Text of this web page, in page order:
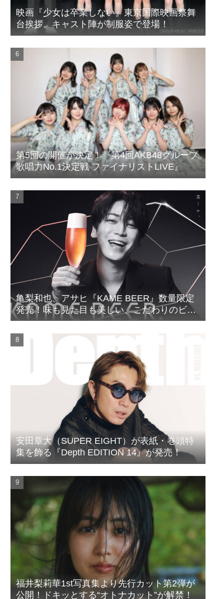
映画『少女は卒業しない』東京国際映画祭舞
台挨拶。キャスト陣が制服姿で登場！
第5回の開催が決定！『第4回AKB48グループ
歌唱力No.1決定戦 ファイナリストLIVE』
亀梨和也、アサヒ『KAME BEER』数量限定
発売！味も見た目も美しい、こだわりのビー
ルがついに完成
安田章大（SUPER EIGHT）が表紙・巻頭特
集を飾る『Depth EDITION 14』が発売！
福井梨莉華1st写真集より先行カット第2弾が
公開！ドキッとする“オトナカット”が解禁！